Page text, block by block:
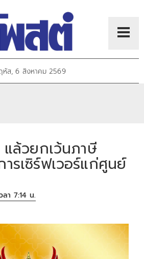
หัส, 6 สิงหาคม 2569
แล้วยกเว้นภาษี
ารเซิร์ฟเวอร์แก่ศูนย์
า 7:14 น.